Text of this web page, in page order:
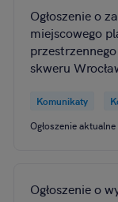
Ogłoszenie o
miejscowego
skweru
Komunikaty
Ogłoszenie aktualne
Ogłoszenie o